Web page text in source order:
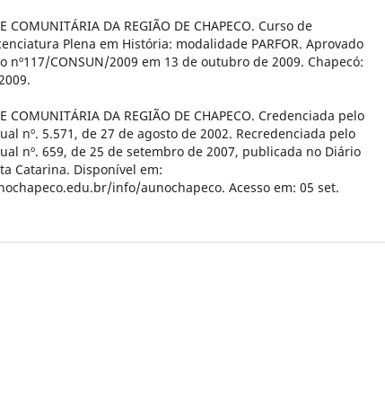
COMUNITÁRIA DA REGIÃO DE CHAPECO. Curso de
Plena em História: modalidade PARFOR. Aprovado
nº117/CONSUN/2009 em 13 de outubro de 2009. Chapecó:
COMUNITÁRIA DA REGIÃO DE CHAPECO. Credenciada pelo
nº. 5.571, de 27 de agosto de 2002. Recredenciada pelo
nº. 659, de 25 de setembro de 2007, publicada no Diário
Catarina. Disponível em:
info/aunochapeco. Acesso em: 05 set.